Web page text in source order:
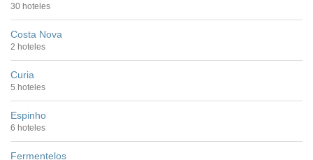
30 hoteles
Costa Nova
2 hoteles
Curia
5 hoteles
Espinho
6 hoteles
Fermentelos